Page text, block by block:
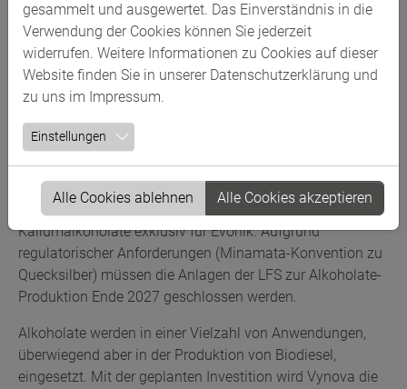
Vynova, Teil der International Chemical Investors Gruppe
(ICIG), plant, einen hohen zweistelligen Millionenbetrag in
den Bau eines Anlagenkomplexes zur Produktion von
allen gängigen Natrium- und Kaliumalkoholaten am
deutschen Standort Lülsdorf zu investieren.
Die International Chemical Investors Group (ICIG) hat den
Standort Lülsdorf in diesem Jahr von Evonik erworben
und produziert derzeit über die Tochtergesellschaft
Lülsdorf Functional Solutions (LFS) Natrium- und
Kaliumalkoholate exklusiv für Evonik. Aufgrund
regulatorischer Anforderungen (Minamata-Konvention zu
Quecksilber) müssen die Anlagen der LFS zur Alkoholate-
Produktion Ende 2027 geschlossen werden.
Alkoholate werden in einer Vielzahl von Anwendungen,
überwiegend aber in der Produktion von Biodiesel,
eingesetzt. Mit der geplanten Investition wird Vynova die
gesammelt und ausgewertet. Das Einverständnis in die
Verwendung der Cookies können Sie jederzeit
widerrufen. Weitere Informationen zu Cookies auf dieser
Website finden Sie in unserer Datenschutzerklärung und
zu uns im Impressum.
Einstellungen
Alle Cookies ablehnen Alle Cookies akzeptieren